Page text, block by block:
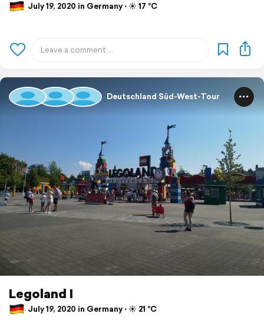
July 19, 2020 in Germany ⋅ ☀️ 17 °C
Deutschland Süd-West-Tour
Legoland I
July 19, 2020 in Germany ⋅ ☀️ 21 °C